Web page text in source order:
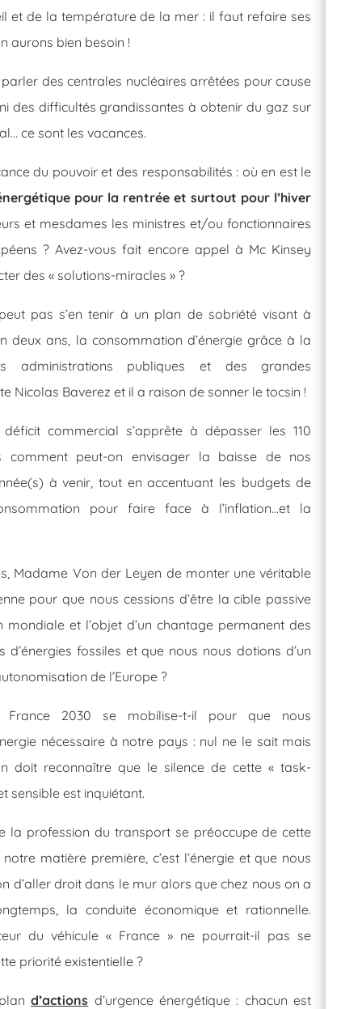
et de la température de la mer : il faut refaire ses
aurons bien besoin !
parler des centrales nucléaires arrêtées pour cause
des difficultés grandissantes à obtenir du gaz sur
ce sont les vacances.
du pouvoir et des responsabilités : où en est le
pour la rentrée et surtout pour l’hiver
et mesdames les ministres et/ou fonctionnaires
? Avez-vous fait encore appel à Mc Kinsey
des « solutions-miracles » ?
pas s’en tenir à un plan de sobriété visant à
deux ans, la consommation d’énergie grâce à la
administrations publiques et des grandes
Nicolas Baverez et il a raison de sonner le tocsin !
commercial s’apprête à dépasser les 110
comment peut-on envisager la baisse de nos
à venir, tout en accentuant les budgets de
pour faire face à l’inflation…et la
Madame Von der Leyen de monter une véritable
pour que nous cessions d’être la cible passive
et l’objet d’un chantage permanent des
d’énergies fossiles et que nous nous dotions d’un
de l’Europe ?
France 2030 se mobilise-t-il pour que nous
nécessaire à notre pays : nul ne le sait mais
doit reconnaître que le silence de cette « task-
sensible est inquiétant.
la profession du transport se préoccupe de cette
matière première, c’est l’énergie et que nous
d’aller droit dans le mur alors que chez nous on a
la conduite économique et rationnelle.
du véhicule « France » ne pourrait-il pas se
priorité existentielle ?
d’actions d’urgence énergétique : chacun est